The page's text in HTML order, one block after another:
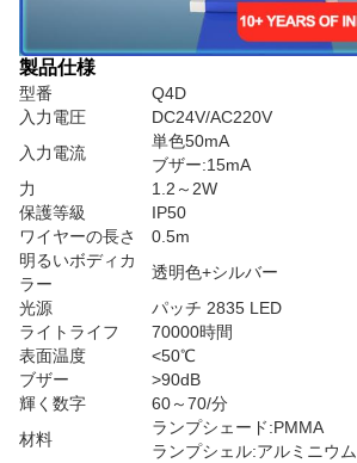
製品仕様
型番
Q4D
入力電圧
DC24V/AC220V
入力電流
単色50mA
ブザー:15mA
力
1.2～2W
保護等級
IP50
ワイヤーの長さ
0.5m
明るいボディカ
ラー
透明色+シルバー
光源
パッチ 2835 LED
ライトライフ
70000時間
表面温度
<50℃
ブザー
>90dB
輝く数字
60～70/分
材料
ランプシェード:PMMA
ランプシェル:アルミニウム